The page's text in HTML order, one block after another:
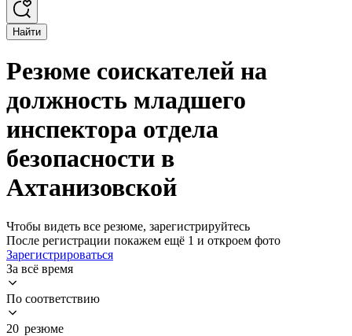
Найти
Резюме соискателей на
должность младшего
инспектора отдела
безопасности в
Ахтанизовской
Чтобы видеть все резюме, зарегистрируйтесь
После регистрации покажем ещё 1 и откроем фото
Зарегистрироваться
За всё время
По соответствию
20 резюме